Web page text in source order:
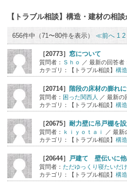
【トラブル相談】構造・建材の相談
656件中（71〜80件を表示） ≪前へ 1 2
［20773］ 窓について
質問者： Ｓｈｏ ／ 最新の回答者
カテゴリ：【トラブル相談】 構
［20714］ 階段の床材の膨れ
質問者： 困った関西人 ／ 最新の
カテゴリ：【トラブル相談】 構
［20675］ 耐力壁に吊戸棚を
質問者： ｋｉｙｏｔａｉ ／ 最新
カテゴリ：【トラブル相談】 構
［20644］ 戸建て 壁伝いに他
質問者： ただゆっくり寝たいだけ
カテゴリ：【トラブル相談】 構